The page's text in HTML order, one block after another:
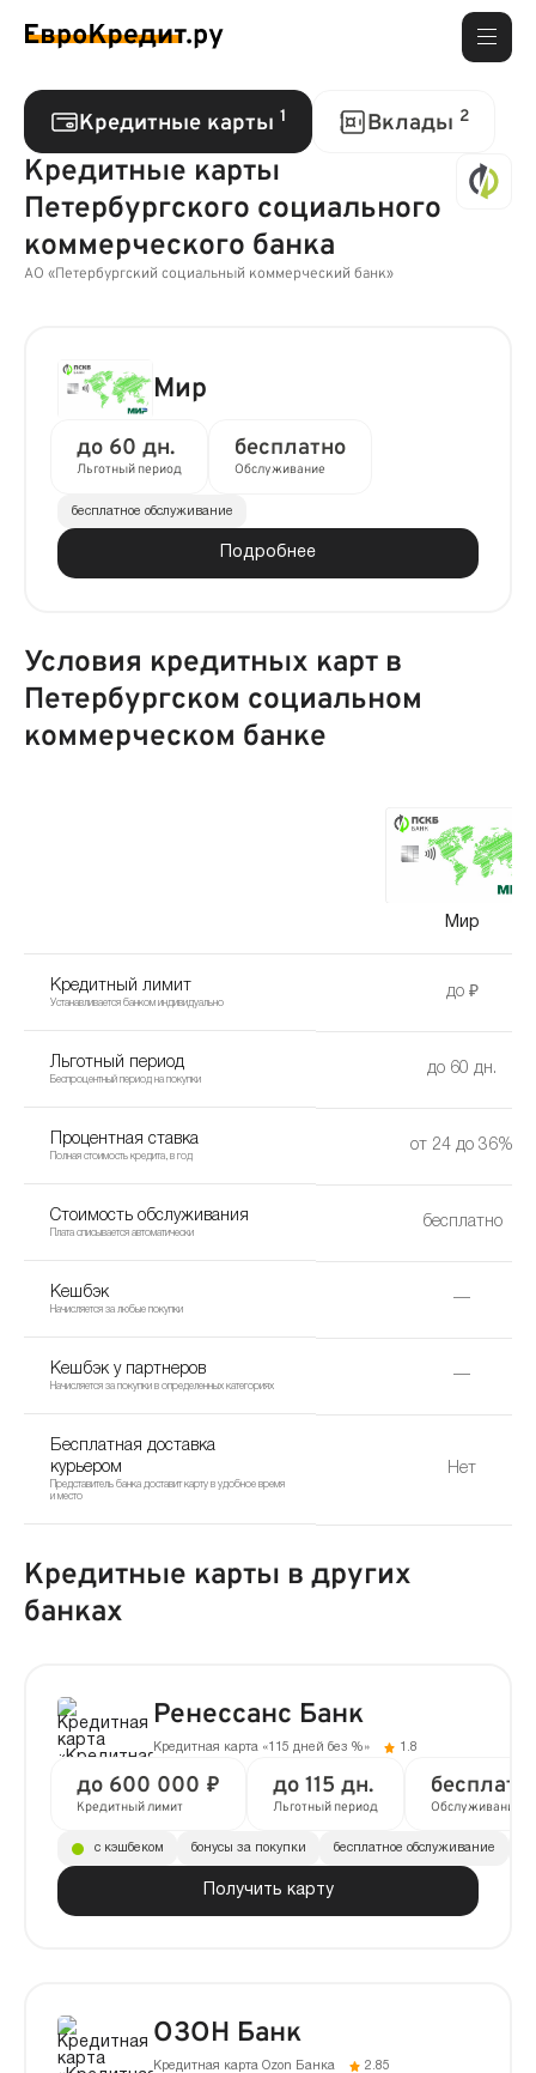
Кредитные карты 1 Вклады 2
Кредитные карты
Петербургского социального
коммерческого банка
АО «Петербургский социальный коммерческий банк»
Мир
до 60 дн.
Льготный период
бесплатно
Обслуживание
Подробнее
бесплатное обслуживание
Условия кредитных карт в
Петербургском социальном
коммерческом банке
Мир
Кредитный лимит
Устанавливается банком индивидуально
до ₽
Льготный период
Беспроцентный период на покупки
до 60 дн.
Процентная ставка
Полная стоимость кредита, в год
от 24 до 36%
Стоимость обслуживания
Плата списывается автоматически
бесплатно
Кешбэк
Начисляется за любые покупки
—
Кешбэк у партнеров
Начисляется за покупки в определенных категориях
—
Бесплатная доставка
курьером
Представитель банка доставит карту в удобное время
и место
Нет
Кредитные карты в других
банках
Ренессанс Банк
Кредитная карта «115 дней без %» 1.8
до 600 000 ₽
Кредитный лимит
до 115 дн.
Льготный период Обслуживание
Получить карту
с кэшбеком бонусы за покупки бесплатное обслуживание
ОЗОН Банк
Кредитная карта Ozon Банка 2.85